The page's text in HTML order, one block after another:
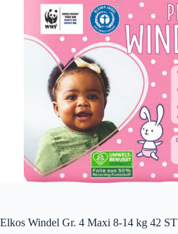
Elkos Windel Gr. 4 Maxi 8-14 kg 42 ST